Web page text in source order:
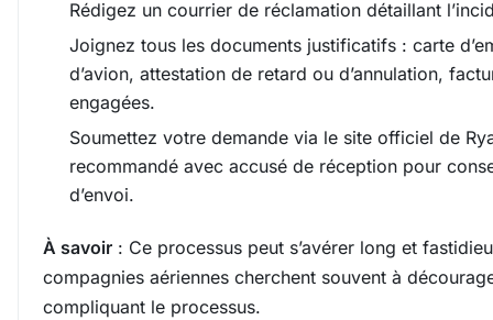
Rédigez un courrier de réclamation détaillant
Joignez tous les documents justificatifs : carte
d’avion, attestation de retard ou d’annulation,
engagées.
Soumettez votre demande via le site officiel de
recommandé avec accusé de réception pour
d’envoi.
À savoir : Ce processus peut s’avérer long et
compagnies aériennes cherchent souvent à
compliquant le processus.